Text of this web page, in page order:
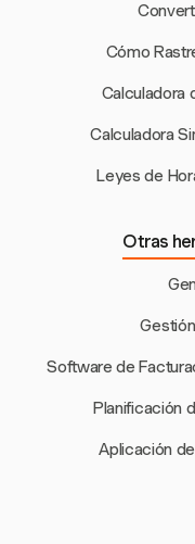
Cómo
Calculadora
Calculadora
Leyes de
Otras
Software de
Planificación
Aplicación